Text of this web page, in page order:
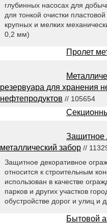
глубинных насосах для
для тонкой очистки
крупных и мелких
0,2 мм)
Пролет
резервуара для хранения
нефтепродуктов // 105654
Защитное
металлический забор //
Защитное декоративное
относится к строительным
использован в качестве
парков и других участков
обустройстве дорог и улиц
Бытовой